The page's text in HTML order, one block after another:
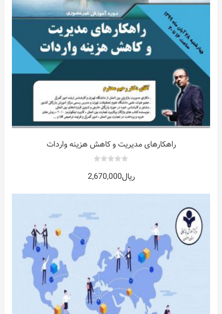
راهکارهای مدیریت و کاهش هزینه واردات
out
of
ریال2,670,000